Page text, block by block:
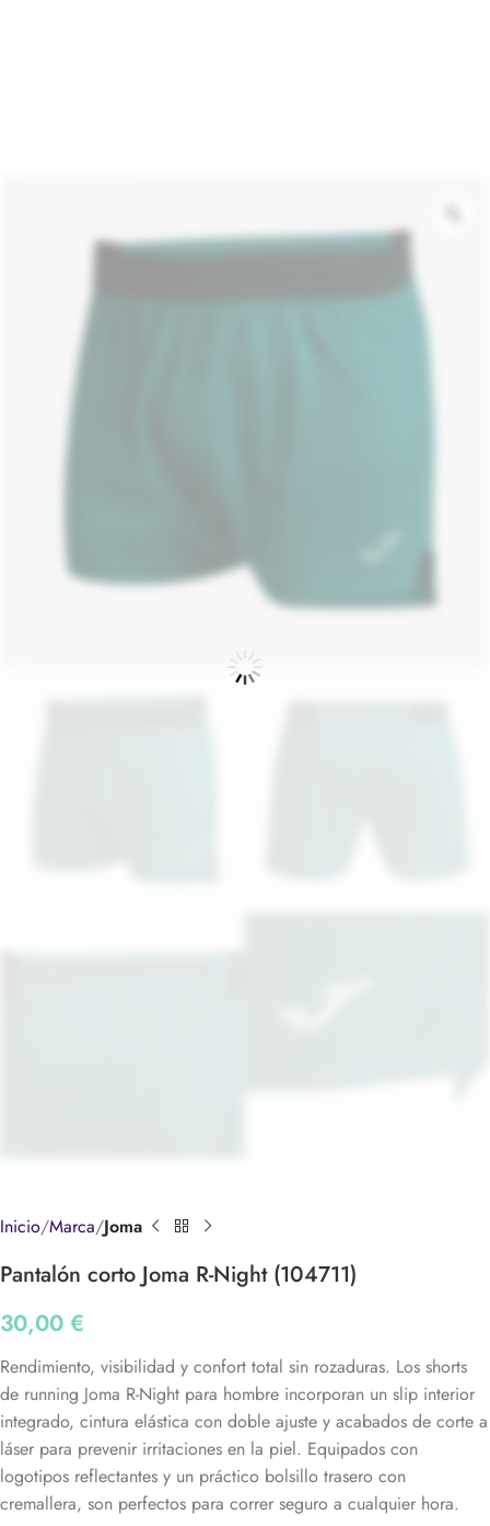
Inicio Marca Joma
Pantalón corto Joma R-Night (104711)
30,00 €
Rendimiento, visibilidad y confort total sin rozaduras. Los shorts
de running Joma R-Night para hombre incorporan un slip interior
integrado, cintura elástica con doble ajuste y acabados de corte a
láser para prevenir irritaciones en la piel. Equipados con
logotipos reflectantes y un práctico bolsillo trasero con
cremallera, son perfectos para correr seguro a cualquier hora.